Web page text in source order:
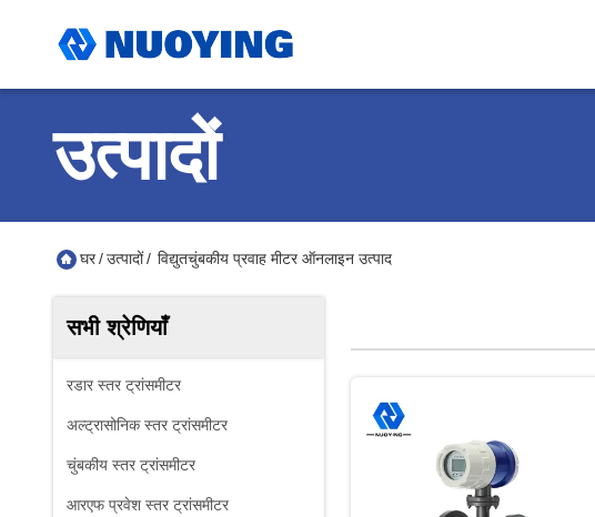
उत्पादों
घर/उत्पादों/ विद्युतचुंबकीय प्रवाह मीटर ऑनलाइन उत्पाद
सभी श्रेणियाँ
रडार स्तर ट्रांसमीटर
अल्ट्रासोनिक स्तर ट्रांसमीटर
चुंबकीय स्तर ट्रांसमीटर
आरएफ प्रवेश स्तर ट्रांसमीटर